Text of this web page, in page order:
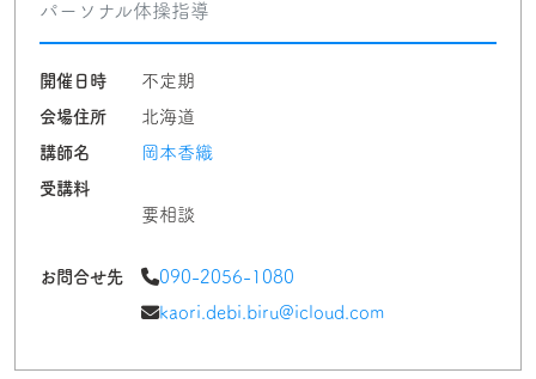
パーソナル体操指導
開催日時
不定期
会場住所
北海道
講師名
岡本香織
受講料
要相談
お問合せ先
090-2056-1080
kaori.debi.biru@icloud.com